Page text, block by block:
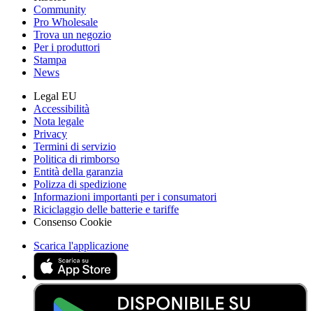
Community
Pro Wholesale
Trova un negozio
Per i produttori
Stampa
News
Legal EU
Accessibilità
Nota legale
Privacy
Termini di servizio
Politica di rimborso
Entità della garanzia
Polizza di spedizione
Informazioni importanti per i consumatori
Riciclaggio delle batterie e tariffe
Consenso Cookie
Scarica l'applicazione